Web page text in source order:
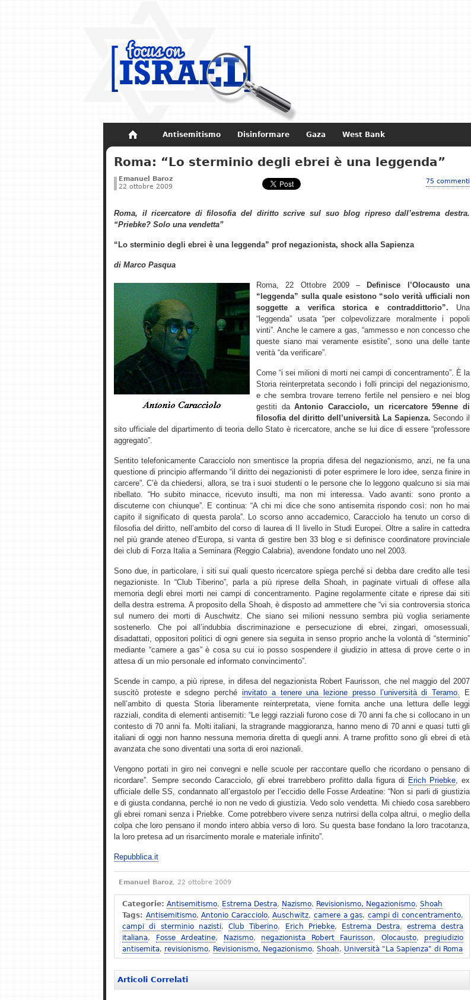
Antisemitismo Disinformare Gaza West Bank
Non dimenticare Storia di Israele
Roma: “Lo sterminio degli ebrei è una leggenda”
Emanuel Baroz
22 ottobre 2009
75 commenti
Roma, il ricercatore di filosofia del diritto scrive sul suo blog ripreso dall’estrema destra.
“Priebke? Solo una vendetta”
“Lo sterminio degli ebrei è una leggenda” prof negazionista, shock alla Sapienza
di Marco Pasqua
Roma, 22 Ottobre 2009 –
Definisce l’Olocausto una
“leggenda” sulla quale esistono “solo verità ufficiali non
soggette a verifica storica e contraddittorio”. Una
“leggenda” usata “per colpevolizzare moralmente i popoli
vinti”. Anche le camere a gas, “ammesso e non concesso che
queste siano mai veramente esistite”, sono una delle tante
verità “da verificare”.
Come “i sei milioni di morti nei campi di concentramento”. È la
Storia reinterpretata secondo i folli principi del negazionismo,
e che sembra trovare terreno fertile nel pensiero e nei blog
gestiti daAntonio Caracciolo, un ricercatore 59enne di
filosofia del diritto dell’università La Sapienza. Secondo il
sito ufficiale del dipartimento di teoria dello Stato è ricercatore, anche se lui dice di essere “professore
aggregato”.
Sentito telefonicamente Caracciolo non smentisce la propria difesa del negazionismo, anzi, ne fa una
questione di principio affermando “il diritto dei negazionisti di poter esprimere le loro idee, senza finire in
carcere”. C’è da chiedersi, allora, se tra i suoi studenti o le persone che lo leggono qualcuno si sia mai
ribellato. “Ho subito minacce, ricevuto insulti, ma non mi interessa. Vado avanti: sono pronto a
discuterne con chiunque”. E continua: “A chi mi dice che sono antisemita rispondo così: non ho mai
capito il significato di questa parola”. Lo scorso anno accademico, Caracciolo ha tenuto un corso di
filosofia del diritto, nell’ambito del corso di laurea di II livello in Studi Europei. Oltre a salire in cattedra
nel più grande ateneo d’Europa, si vanta di gestire ben 33 blog e si definisce coordinatore provinciale
dei club di Forza Italia a Seminara (Reggio Calabria), avendone fondato uno nel 2003.
Sono due, in particolare, i siti sui quali questo ricercatore spiega perché si debba dare credito alle tesi
negazioniste. In “Club Tiberino”, parla a più riprese della Shoah, in paginate virtuali di offese alla
memoria degli ebrei morti nei campi di concentramento. Pagine regolarmente citate e riprese dai siti
della destra estrema. A proposito della Shoah, è disposto ad ammettere che “vi sia controversia storica
sul numero dei morti di Auschwitz. Che siano sei milioni nessuno sembra più voglia seriamente
sostenerlo. Che poi all’indubbia discriminazione e persecuzione di ebrei, zingari, omosessuali,
disadattati, oppositori politici di ogni genere sia seguita in senso proprio anche la volontà di “sterminio”
mediante “camere a gas” è cosa su cui io posso sospendere il giudizio in attesa di prove certe o in
attesa di un mio personale ed informato convincimento”.
Scende in campo, a più riprese, in difesa del negazionista Robert Faurisson, che nel maggio del 2007
suscitò proteste e sdegno perché invitato a tenere una lezione presso l’università di Teramo. E
nell’ambito di questa Storia liberamente reinterpretata, viene fornita anche una lettura delle leggi
razziali, condita di elementi antisemiti: “Le leggi razziali furono cose di 70 anni fa che si collocano in un
contesto di 70 anni fa. Molti italiani, la stragrande maggioranza, hanno meno di 70 anni e quasi tutti gli
italiani di oggi non hanno nessuna memoria diretta di quegli anni. A trarne profitto sono gli ebrei di età
avanzata che sono diventati una sorta di eroi nazionali.
Vengono portati in giro nei convegni e nelle scuole per raccontare quello che ricordano o pensano di
ricordare”. Sempre secondo Caracciolo, gli ebrei trarrebbero profitto dalla figura di Erich Priebke, ex
ufficiale delle SS, condannato all’ergastolo per l’eccidio delle Fosse Ardeatine: “Non si parli di giustizia
e di giusta condanna, perché io non ne vedo di giustizia. Vedo solo vendetta. Mi chiedo cosa sarebbero
gli ebrei romani senza i Priebke. Come potrebbero vivere senza nutrirsi della colpa altrui, o meglio della
colpa che loro pensano il mondo intero abbia verso di loro. Su questa base fondano la loro tracotanza,
la loro pretesa ad un risarcimento morale e materiale infinito”.
Repubblica.it
Emanuel Baroz, 22 ottobre 2009
Categorie: Antisemitismo, Estrema Destra, Nazismo, Revisionismo, Negazionismo, Shoah
Tags: Antisemitismo,Antonio Caracciolo,Auschwitz,camere a gas, campi di concentramento,
campi di sterminio nazisti,Club Tiberino, Erich Priebke, Estrema Destra, estrema destra
italiana, Fosse Ardeatine, Nazismo, negazionista Robert Faurisson, Olocausto, pregiudizio
antisemita, revisionismo, Revisionismo, Negazionismo, Shoah, Università "La Sapienza" di Roma
Articoli Correlati